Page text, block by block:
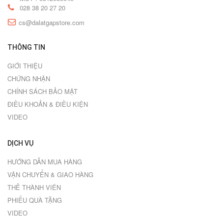
028 38 20 27 20
cs@dalatgapstore.com
THÔNG TIN
GIỚI THIỆU
CHỨNG NHẬN
CHÍNH SÁCH BẢO MẬT
ĐIỀU KHOẢN & ĐIỀU KIỆN
VIDEO
DỊCH VỤ
HƯỚNG DẪN MUA HÀNG
VẬN CHUYỂN & GIAO HÀNG
THẺ THÀNH VIÊN
PHIẾU QUÀ TẶNG
VIDEO